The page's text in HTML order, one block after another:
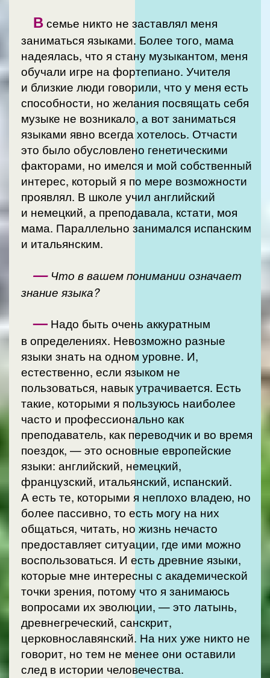
Всемье никто не заставлял меня
заниматься языками. Более того, мама
надеялась, что я стану музыкантом, меня
обучали игре на фортепиано. Учителя
и близкие люди говорили, что у меня есть
способности, но желания посвящать себя
музыке не возникало, а вот заниматься
языками явно всегда хотелось. Отчасти
это было обусловлено генетическими
факторами, но имелся и мой собственный
интерес, который я по мере возможности
проявлял. В школе учил английский
и немецкий, а преподавала, кстати, моя
мама. Параллельно занимался испанским
и итальянским.
—Что в вашем понимании означает
знание языка?
— Надо быть очень аккуратным
в определениях. Невозможно разные
языки знать на одном уровне. И,
естественно, если языком не
пользоваться, навык утрачивается. Есть
такие, которыми я пользуюсь наиболее
часто и профессионально как
преподаватель, как переводчик и во время
поездок, — это основные европейские
языки: английский, немецкий,
французский, итальянский, испанский.
А есть те, которыми я неплохо владею, но
более пассивно, то есть могу на них
общаться, читать, но жизнь нечасто
предоставляет ситуации, где ими можно
воспользоваться. И есть древние языки,
которые мне интересны с академической
точки зрения, потому что я занимаюсь
вопросами их эволюции, — это латынь,
древнегреческий, санскрит,
церковнославянский. На них уже никто не
говорит, но тем не менее они оставили
след в истории человечества.